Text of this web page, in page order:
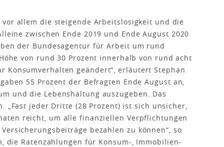
allem die steigende Arbeitslosigkeit und die
zwischen Ende 2019 und Ende August 2020
der Bundesagentur für Arbeit um rund
von rund 30 Prozent innerhalb von rund acht
Konsumverhalten geändert“, erläutert Stephan
55 Prozent der Befragten Ende August an,
und die Lebenshaltung auszugeben. Das
jeder Dritte (28 Prozent) ist sich unsicher,
reicht, um alle finanziellen Verpflichtungen
bezahlen zu können“, so
die Ratenzahlungen für Konsum-, Immobilien-